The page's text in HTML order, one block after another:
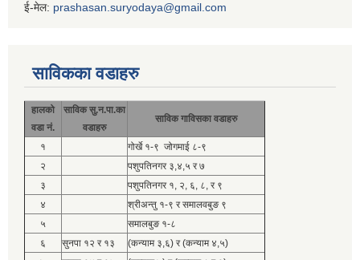
ई-मेल: prashasan.suryodaya@gmail.com
साविकका वडाहरु
हालको
वडा नं.
साविक सु.न.पा.का
वडाहरु
साविक गाविसका वडाहरु
१
गोर्खे १-९ जोगमाई ८-९
२
पशुपतिनगर ३,४,५ र ७
३
पशुपतिनगर १, २, ६, ८, र ९
४
श्रीअन्तु १-९ र समालवबुङ ९
५
समालबुङ १-८
६
सुनपा १२ र १३
(कन्याम ३,६) र (कन्याम ४,५)